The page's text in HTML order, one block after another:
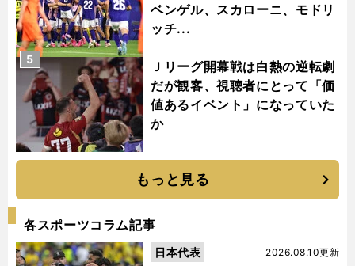
ベンゲル、スカローニ、モドリ
ッチ...
Ｊリーグ開幕戦は白熱の逆転劇
だが観客、視聴者にとって「価
値あるイベント」になっていた
か
5
もっと見る
各スポーツコラム記事
2026.08.10更新
日本代表